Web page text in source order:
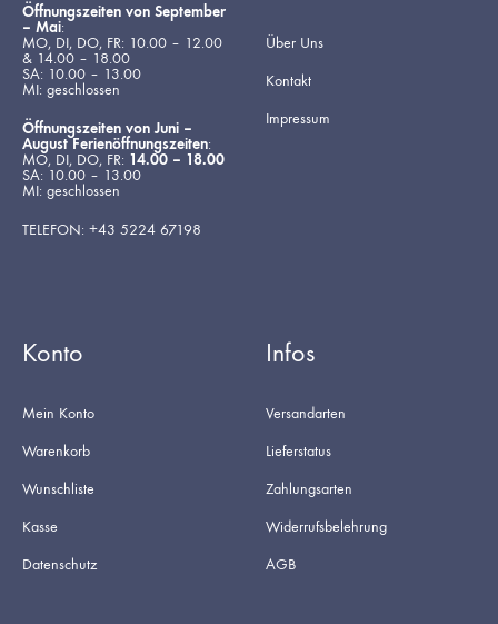
Öffnungszeiten von September
– Mai:
MO, DI, DO, FR: 10.00 – 12.00
& 14.00 – 18.00
SA: 10.00 – 13.00
MI: geschlossen
Öffnungszeiten von Juni –
August Ferienöffnungszeiten:
MO, DI, DO, FR: 14.00 – 18.00
SA: 10.00 – 13.00
MI: geschlossen
TELEFON: +43 5224 67198
Über Uns
Kontakt
Impressum
Konto
Mein Konto
Warenkorb
Wunschliste
Kasse
Datenschutz
Infos
Versandarten
Lieferstatus
Zahlungsarten
Widerrufsbelehrung
AGB